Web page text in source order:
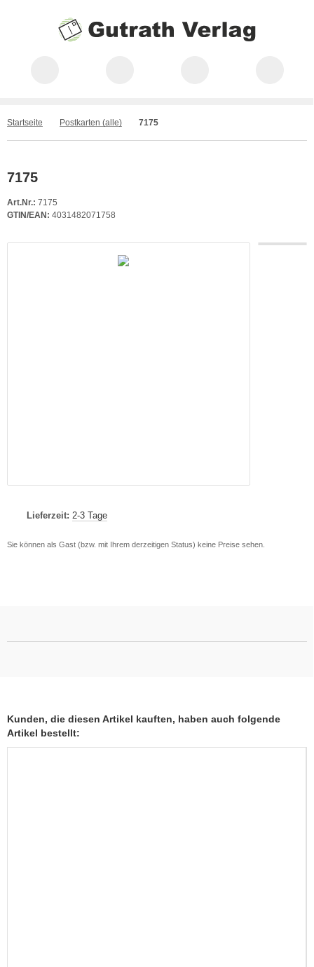
Startseite Postkarten (alle) 7175
7175
Art.Nr.: 7175
GTIN/EAN: 4031482071758
Lieferzeit: 2-3 Tage
Sie können als Gast (bzw. mit Ihrem derzeitigen Status) keine Preise sehen.
Kunden, die diesen Artikel kauften, haben auch folgende
Artikel bestellt: